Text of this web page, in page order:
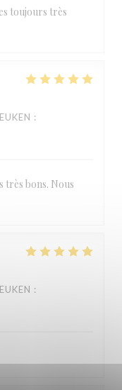
toujours très
:
très bons. Nous
: